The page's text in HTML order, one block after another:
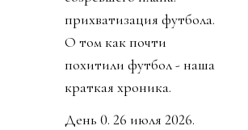
прихватизация футбола.
О том как почти
похитили футбол - наша
краткая хроника.
День 0. 26 июля 2026.